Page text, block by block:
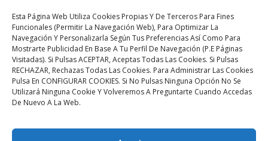
Esta Página Web Utiliza Cookies Propias Y De Terceros Para Fines
Funcionales (permitir La Navegación Web), Para Optimizar La
Navegación Y Personalizarla Según Tus Preferencias Así Como Para
Mostrarte Publicidad En Base A Tu Perfil De Navegación (p.e Páginas
Visitadas). Si Pulsas ACEPTAR, Aceptas Todas Las Cookies. Si Pulsas
RECHAZAR, Rechazas Todas Las Cookies. Para Administrar Las Cookies
Pulsa En CONFIGURAR COOKIES. Si No Pulsas Ninguna Opción No Se
Utilizará Ninguna Cookie Y Volveremos A Preguntarte Cuando Accedas
De Nuevo A La Web.
lo
que
hacemos
y
vendemos.
Aviso legal |
Condiciones de venta y envíos |